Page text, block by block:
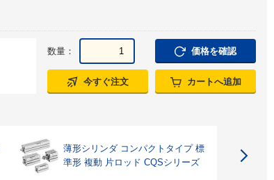
数量： 価格を確認
今すぐ注文 カートへ追加
薄形シリンダ コンパクトタイプ 標
準形 複動 片ロッド CQSシリーズ